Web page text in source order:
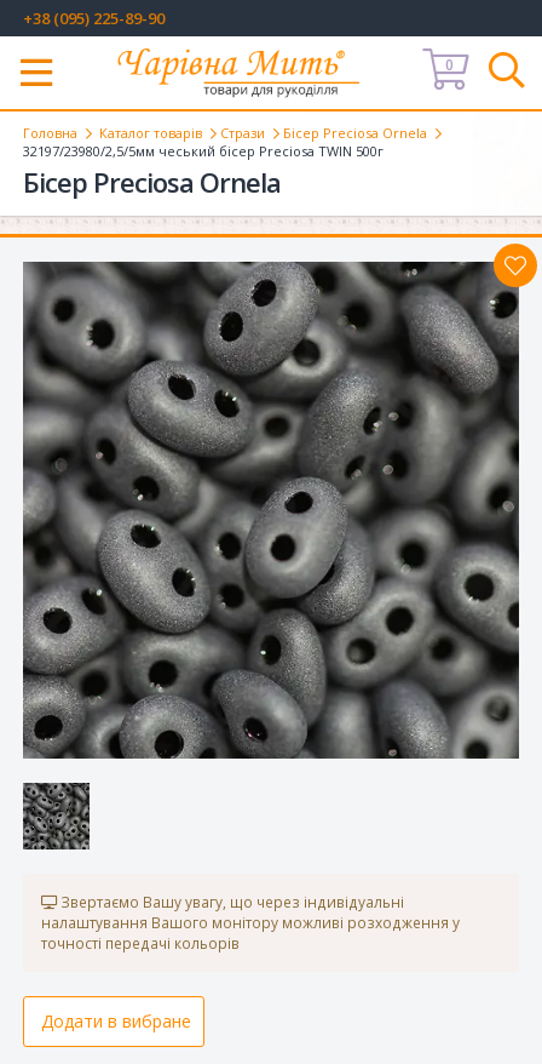
+38 (095) 225-89-90
Меню
0
Головна Каталог товарів Стрази
Бісер Preciosa Ornela
32197/23980/2,5/5мм чеський бісер Preciosa TWIN 500г
Бісер Preciosa Ornela
Звертаємо Вашу увагу, що через індивідуальні
налаштування Вашого монітору можливі розходження у
точності передачі кольорів
Додати в вибране